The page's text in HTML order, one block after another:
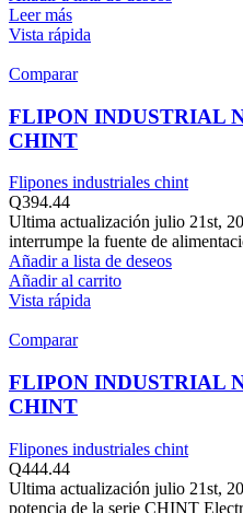
Leer más
Vista rápida
Comparar
FLIPON INDUSTRIAL
CHINT
Flipones industriales chint
Q394.44
Ultima actualización julio 21st,
interrumpe la fuente de
Añadir a lista de deseos
Añadir al carrito
Vista rápida
Comparar
FLIPON INDUSTRIAL
CHINT
Flipones industriales chint
Q444.44
Ultima actualización julio 21st,
potencia de la serie CHINT